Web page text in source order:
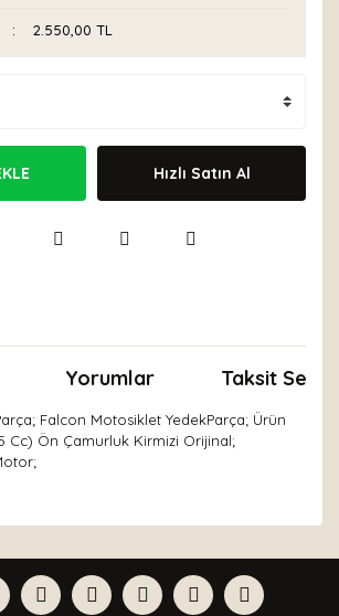
2.550,00 TL
Hızlı Satın Al
Yorumlar Taksit
Falcon Motosiklet YedekParça; Ürün
Cc) Ön Çamurluk Kirmizi Orijinal;
tarafımıza iletebilirsiniz.
için teşekkür ederiz.